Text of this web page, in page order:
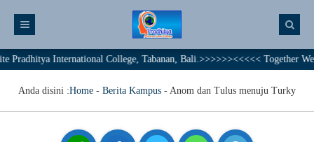
College, Tabanan, Bali.>>>>>><<<<< Together We Achieve A
Anda disini :Home - Berita Kampus - Anom dan Tulus menuju Turky